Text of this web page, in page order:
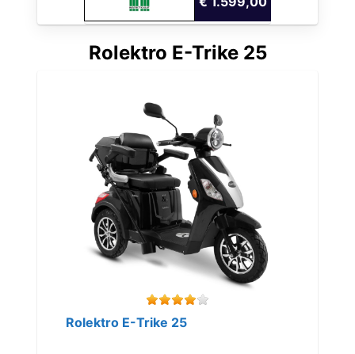
Rolektro E-Trike 25
Rolektro E-Trike 25